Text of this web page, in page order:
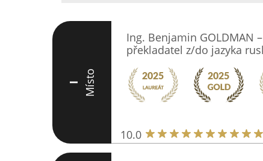
I Místo
Ing. Benjamin GOLDMAN
překladatel z/do jazyka
10.0